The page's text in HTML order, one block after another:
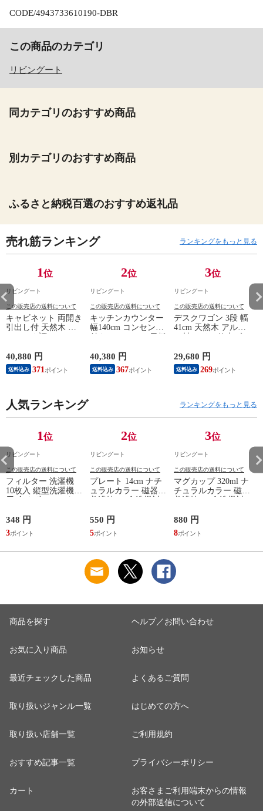
CODE/4943733610190-DBR
この商品のカテゴリ
リビングート
同カテゴリのおすすめ商品
別カテゴリのおすすめ商品
ふるさと納税百選のおすすめ返礼品
売れ筋ランキング ランキングをもっと見る
1位
リビングート
この販売店の送料について
キャビネット 両開き
引出し付 天然木 エ
収納 食器棚 収納 キ
ッチン 飾り棚 完成
品 キッチンキャビネ
れ ）
40,880 円
送料込み 371
2位
リビングート
この販売店の送料について
キッチンカウンター
幅140cm コンセント
ー 作業台 家電ラッ
ク 収納 可動棚 お掃
除ロボット対応 食器
40,380 円
送料込み 367
3位
リビングート
この販売店の送料について
デスクワゴン 3段 幅
41cm 天然木 アルダ
ワゴン 袖机 収納 キ
ャスター付き ワゴン
脇机 シンプル デス
し 小物収納 木製 木
29,680 円
送料込み 269
人気ランキング ランキングをもっと見る
1位
リビングート
この販売店の送料について
フィルター 洗濯機
10枚入 縦型洗濯機専
ミ取り 糸くず ゴミ
使い捨て 抗菌 洗濯
くず取り 排水口 ご
348 円
3
2位
リビングート
この販売店の送料について
プレート 14cm ナチ
ュラルカラー 磁器
ケーキ皿 デザート皿
取り皿 小皿 日本製
デザートプレート ケ
しゃれ ） 【アッシ
ュ】
550 円
5
3位
リビングート
この販売店の送料について
マグカップ 320ml ナ
チュラルカラー 磁器
マグ コップ カップ
コーヒー 紅茶 珈琲
カフェオレ ミルク
880 円
8
商品を探す
お気に入り商品
最近チェックした商品
取り扱いジャンル一覧
取り扱い店舗一覧
おすすめ記事一覧
カート
ヘルプ／お問い合わせ
お知らせ
よくあるご質問
はじめての方へ
ご利用規約
プライバシーポリシー
お客さまご利用端末からの情報
の外部送信について